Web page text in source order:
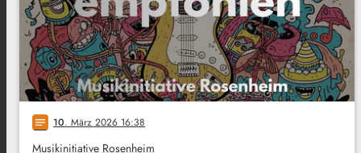
notes 10. März 2026 16:38
Musikinitiative Rosenheim